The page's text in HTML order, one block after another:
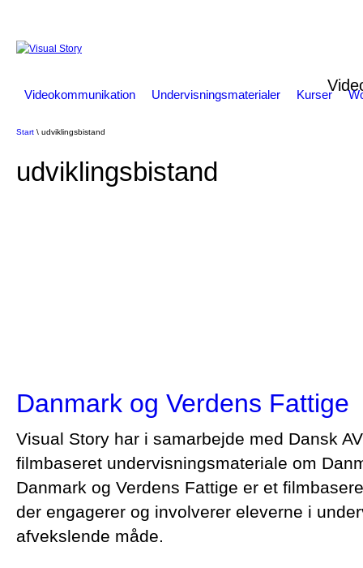
Videokommunikation Undervisningsmaterialer Kurser
Start \ udviklingsbistand
udviklingsbistand
Danmark og Verdens Fattige
Visual Story har i samarbejde med Dansk
filmbaseret undervisningsmateriale om
Danmark og Verdens Fattige er et
der engagerer og involverer eleverne i
afvekslende måde.